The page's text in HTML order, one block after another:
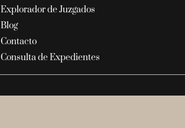
Explorador de Juzgados
Blog
Contacto
Consulta de Expedientes